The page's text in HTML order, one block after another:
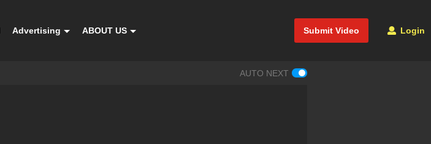
Submit Video Login
Advertising ABOUT US
AUTO NEXT